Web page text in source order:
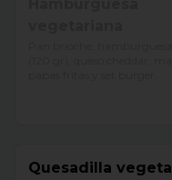
Quesadilla